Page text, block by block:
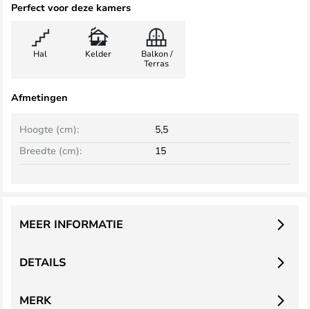
Perfect voor deze kamers
Hal Kelder
Balkon /
Terras
Afmetingen
Breedte (cm): 15
Hoogte (cm): 5,5
DETAILS
MEER INFORMATIE
MERK